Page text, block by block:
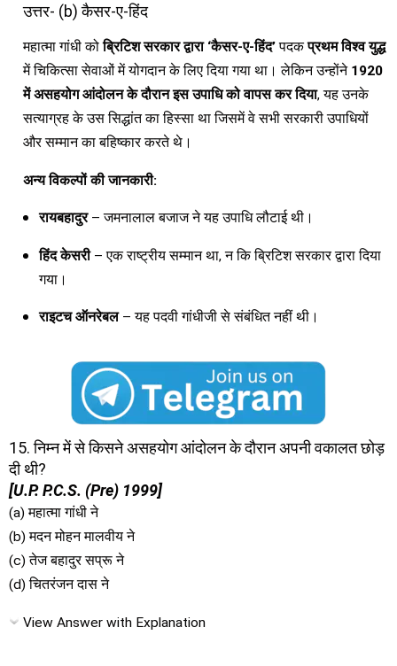
उत्तर- (b) कैसर-ए-हिंद
महात्मा गांधी कोब्रिटिश सरकार द्वारा ‘कैसर-ए-हिंद’पदकप्रथम विश्व युद्ध
में चिकित्सा सेवाओं में योगदान के लिए दिया गया था। लेकिन उन्होंने 1920
में असहयोग आंदोलन के दौरान इस उपाधि को वापस कर दिया, यह उनके
सत्याग्रह के उस सिद्धांत का हिस्सा था जिसमें वे सभी सरकारी उपाधियों
और सम्मान का बहिष्कार करते थे।
अन्य विकल्पों की जानकारी:
रायबहादुर– जमनालाल बजाज ने यह उपाधि लौटाई थी।
हिंद केसरी– एक राष्ट्रीय सम्मान था, न कि ब्रिटिश सरकार द्वारा दिया
गया।
राइटच ऑनरेबल– यह पदवी गांधीजी से संबंधित नहीं थी।
15. निम्न में से किसने असहयोग आंदोलन के दौरान अपनी वकालत छोड़
दी थी?
[U.P. P.C.S. (Pre) 1999]
(a) महात्मा गांधी ने
(b) मदन मोहन मालवीय ने
(c) तेज बहादुर सप्रू ने
(d) चितरंजन दास ने
View Answer with Explanation